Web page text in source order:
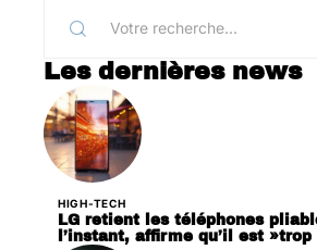
Les dernières news
HIGH-TECH
LG retient les téléphones
l’instant, affirme qu’il est